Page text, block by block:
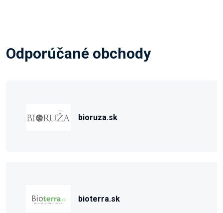
Odporúčané obchody
bioruza.sk
bioterra.sk